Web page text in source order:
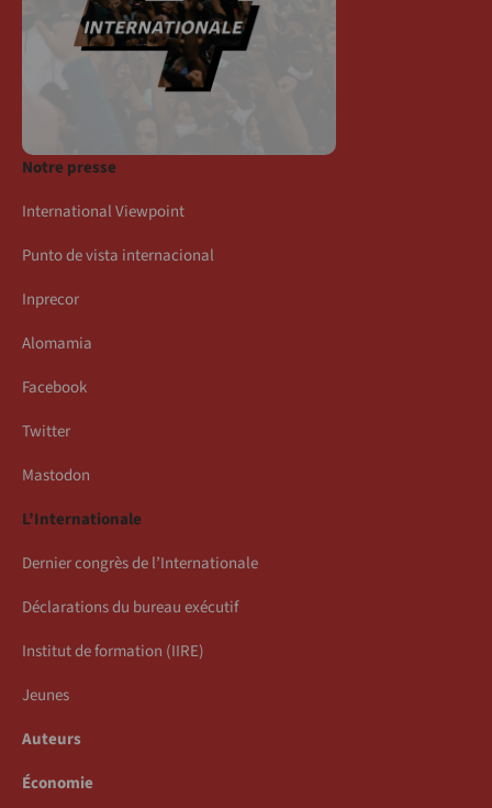
Notre presse
International Viewpoint
Punto de vista internacional
Inprecor
Alomamia
Facebook
Twitter
Mastodon
L’Internationale
Dernier congrès de l’Internationale
Déclarations du bureau exécutif
Institut de formation (IIRE)
Jeunes
Auteurs
Économie